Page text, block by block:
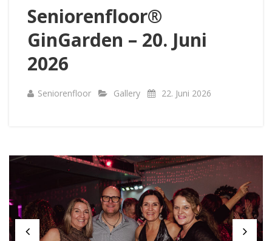
Seniorenfloor®
GinGarden – 20. Juni
2026
Seniorenfloor Gallery 22. Juni 2026